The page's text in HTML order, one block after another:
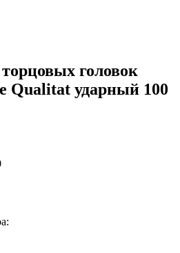
головок
Qualitat ударный 100